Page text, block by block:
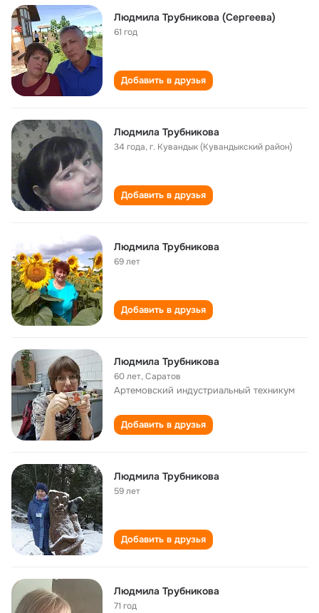
Людмила Трубникова (Сергеева)
61 год
Добавить в друзья
Людмила Трубникова
34 года,г. Кувандык (Кувандыкский район)
Добавить в друзья
Людмила Трубникова
69 лет
Добавить в друзья
Людмила Трубникова
60 лет,Саратов
Артемовский индустриальный техникум
Добавить в друзья
Людмила Трубникова
59 лет
Добавить в друзья
Людмила Трубникова
71 год